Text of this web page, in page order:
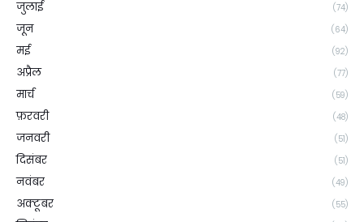
जुलाई (74)
जून (64)
मई (92)
अप्रैल (77)
मार्च (59)
फ़रवरी (48)
जनवरी (51)
दिसंबर (51)
नवंबर (49)
अक्टूबर (55)